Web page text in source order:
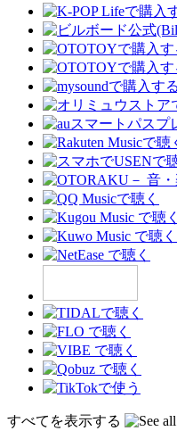
すべてを表示する